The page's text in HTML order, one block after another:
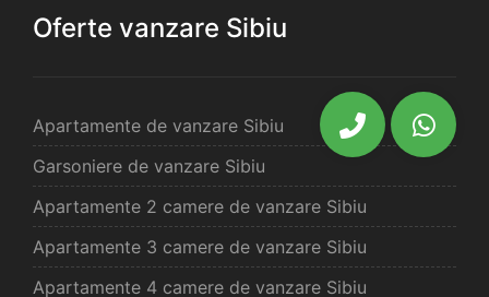
Oferte vanzare Sibiu
Apartamente de vanzare Sibiu
Garsoniere de vanzare Sibiu
Apartamente 2 camere de vanzare Sibiu
Apartamente 3 camere de vanzare Sibiu
Apartamente 4 camere de vanzare Sibiu